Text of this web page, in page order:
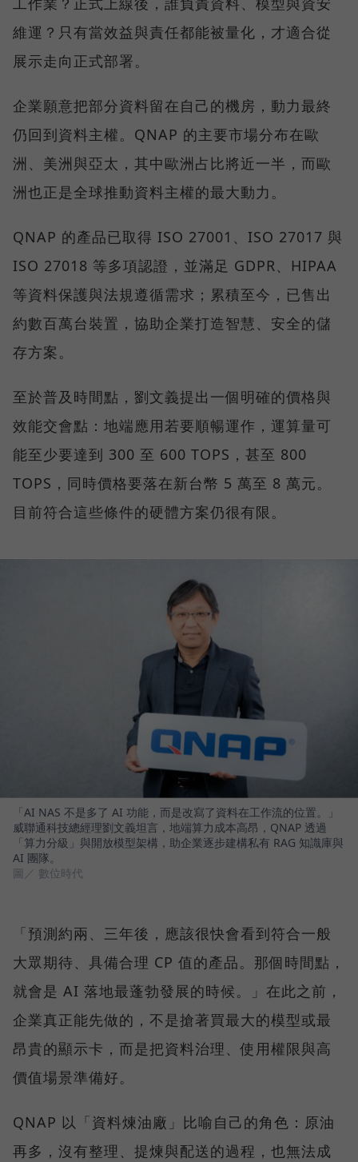
維運？只有當效益與責任都能被量化，才適合從
展示走向正式部署。
企業願意把部分資料留在自己的機房，動力最終
仍回到資料主權。QNAP 的主要市場分布在歐
洲、美洲與亞太，其中歐洲占比將近一半，而歐
洲也正是全球推動資料主權的最大動力。
QNAP 的產品已取得 ISO 27001、ISO 27017 與
ISO 27018 等多項認證，並滿足 GDPR、HIPAA
等資料保護與法規遵循需求；累積至今，已售出
約數百萬台裝置，協助企業打造智慧、安全的儲
存方案。
至於普及時間點，劉文義提出一個明確的價格與
效能交會點：地端應用若要順暢運作，運算量可
能至少要達到 300 至 600 TOPS，甚至 800
TOPS，同時價格要落在新台幣 5 萬至 8 萬元。
目前符合這些條件的硬體方案仍很有限。
「AI NAS 不是多了 AI 功能，而是改寫了資料在工作流的位置。」
威聯通科技總經理劉文義坦言，地端算力成本高昂，QNAP 透過
「算力分級」與開放模型架構，助企業逐步建構私有 RAG 知識庫與
AI 團隊。
圖／ 數位時代
「預測約兩、三年後，應該很快會看到符合一般
大眾期待、具備合理 CP 值的產品。那個時間點，
就會是 AI 落地最蓬勃發展的時候。」在此之前，
企業真正能先做的，不是搶著買最大的模型或最
昂貴的顯示卡，而是把資料治理、使用權限與高
價值場景準備好。
QNAP 以「資料煉油廠」比喻自己的角色：原油
再多，沒有整理、提煉與配送的過程，也無法成